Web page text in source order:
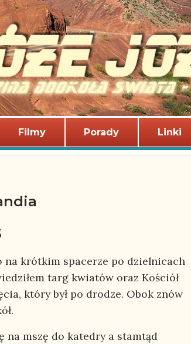
Filmy Porady Linki
na krótkim spacerze po dzielnicach
targ kwiatów oraz Kościół
który był po drodze. Obok znów
na mszę do katedry a stamtąd